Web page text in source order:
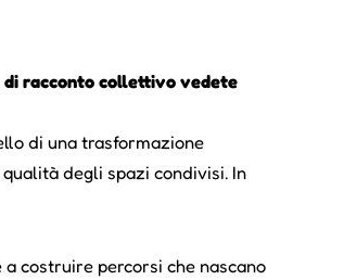
di racconto collettivo vedete
di una trasformazione
degli spazi condivisi. In
costruire percorsi che nascano